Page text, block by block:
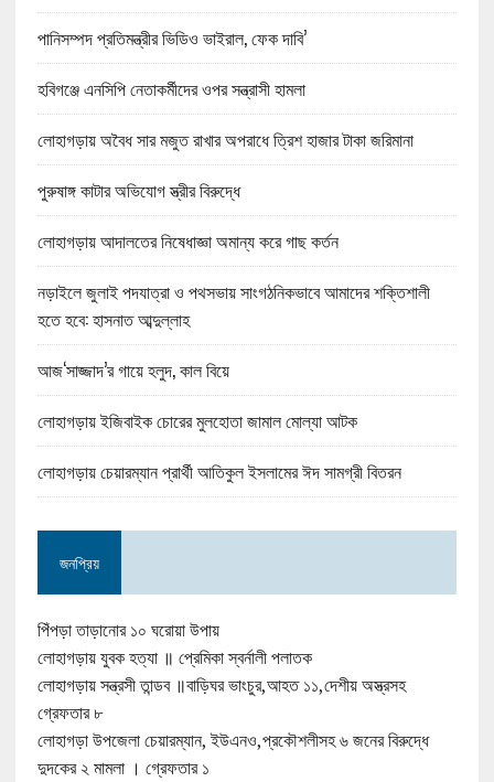
পানিসম্পদ প্রতিমন্ত্রীর ভিডিও ভাইরাল, ফেক দাবি’
হবিগঞ্জে এনসিপি নেতাকর্মীদের ওপর সন্ত্রাসী হামলা
লোহাগড়ায় অবৈধ সার মজুত রাখার অপরাধে ত্রিশ হাজার টাকা জরিমানা
পুরুষাঙ্গ কাটার অভিযোগ স্ত্রীর বিরুদ্ধে
লোহাগড়ায় আদালতের নিষেধাজ্ঞা অমান্য করে গাছ কর্তন
নড়াইলে জুলাই পদযাত্রা ও পথসভায় সাংগঠনিকভাবে আমাদের শক্তিশালী
হতে হবে: হাসনাত আব্দুল্লাহ
আজ‘সাজ্জাদ’র গায়ে হলুদ, কাল বিয়ে
লোহাগড়ায় ইজিবাইক চোরের মুলহোতা জামাল মোল্যা আটক
লোহাগড়ায় চেয়ারম্যান প্রার্থী আতিকুল ইসলামের ঈদ সামগ্রী বিতরন
জনপ্রিয়
পিঁপড়া তাড়ানোর ১০ ঘরোয়া উপায়
লোহাগড়ায় যুবক হত্যা ॥ প্রেমিকা স্বর্নালী পলাতক
লোহাগড়ায় সন্ত্রসী তান্ডব ॥বাড়িঘর ভাংচুর,আহত ১১,দেশীয় অস্ত্রসহ
গ্রেফতার ৮
লোহাগড়া উপজেলা চেয়ারম্যান, ইউএনও,প্রকৌশলীসহ ৬ জনের বিরুদ্ধে
দুদকের ২ মামলা । গ্রেফতার ১